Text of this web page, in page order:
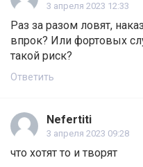
3 апреля 2023 12:33
Раз за разом ловят,
впрок? Или фортовых
такой риск?
Ответить
Nefertiti
3 апреля 2023 09:28
что хотят то и творят